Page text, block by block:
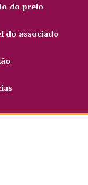
do prelo
do associado